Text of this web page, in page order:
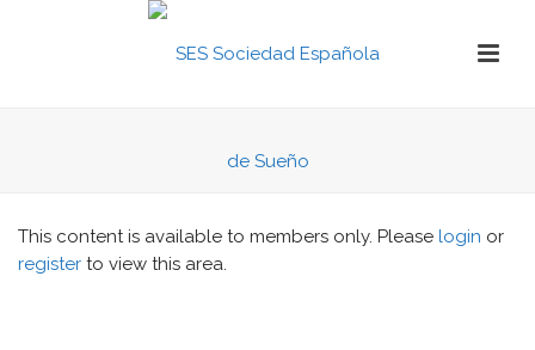
This content is available to members only. Please login or
register to view this area.